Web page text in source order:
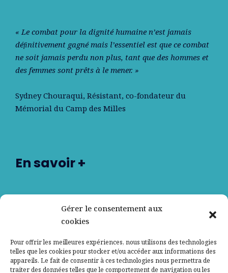
Gérer le consentement aux
cookies
Pour offrir les meilleures expériences, nous utilisons des technologies
telles que les cookies pour stocker et/ou accéder aux informations des
appareils. Le fait de consentir à ces technologies nous permettra de
traiter des données telles que le comportement de navigation ou les
« Le combat pour la dignité humaine n’est jamais
déﬁnitivement gagné mais l’essentiel est que ce combat
ne soit jamais perdu non plus, tant que des hommes et
des femmes sont prêts à le mener. »
Sydney Chouraqui, Résistant, co-fondateur du
Mémorial du Camp des Milles
En savoir +
Nos partenaires
Contactez-nous